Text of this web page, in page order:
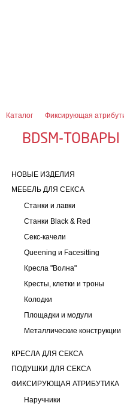
Каталог Фиксирующая
BDSM-ТОВАРЫ
НОВЫЕ ИЗДЕЛИЯ
МЕБЕЛЬ ДЛЯ СЕКСА
Станки и лавки
Станки Black & Red
Секс-качели
Queening и Facesitting
Кресла "Волна"
Кресты, клетки и троны
Колодки
Площадки и модули
Металлические конструкции
КРЕСЛА ДЛЯ СЕКСА
ПОДУШКИ ДЛЯ СЕКСА
ФИКСИРУЮЩАЯ АТРИБУТИКА
Наручники